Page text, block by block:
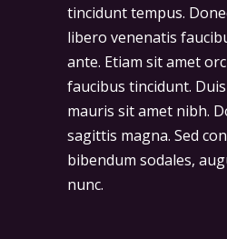
tincidunt tempus.
libero venenatis
ante. Etiam sit amet
faucibus tincidunt.
mauris sit amet nibh.
sagittis magna. Sed
bibendum sodales,
nunc.